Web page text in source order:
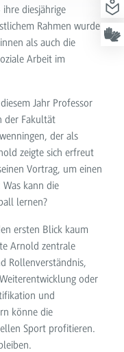
diesjährige
Rahmen wurden
als auch die
Arbeit im
Jahr Professor
der Fakultät
der als
zeigte sich erfreut
Vortrag, um einen
kann die
lernen?
ersten Blick kaum
Arnold zentrale
Rollenverständnis,
oder
und
könne die
Sport profitieren.